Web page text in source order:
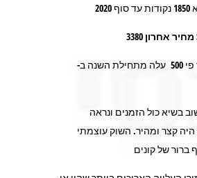
מחיר אחרון 3380
מדד האס אנד פי 500 עלה מתחילת השנה ב-
בשיא כול הזמנים ונראה
קצר ומהיר. השוק עוצמתי
ברור של קונים